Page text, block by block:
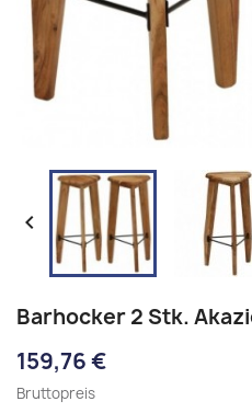

Barhocker 2 Stk.
159,76 €
Bruttopreis